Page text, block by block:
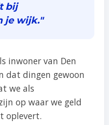
bij
je wijk."
inwoner van Den
dat dingen gewoon
we als
op waar we geld
oplevert.